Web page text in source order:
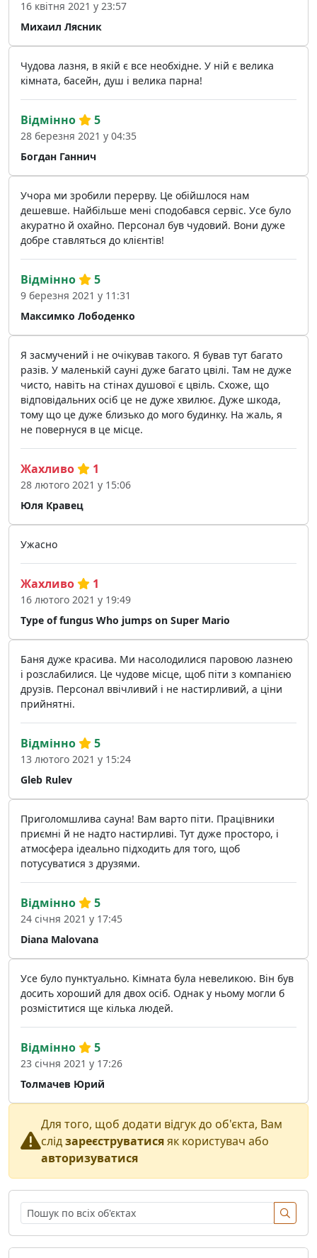
Михаил Лясник
16 квітня 2021 у 23:57
Чудова лазня, в якій є все необхідне. У ній є велика
кімната, басейн, душ і велика парна!
Богдан Ганнич
Відмінно 5
28 березня 2021 у 04:35
Учора ми зробили перерву. Це обійшлося нам
дешевше. Найбільше мені сподобався сервіс. Усе було
акуратно й охайно. Персонал був чудовий. Вони дуже
добре ставляться до клієнтів!
Максимко Лободенко
Відмінно 5
9 березня 2021 у 11:31
Я засмучений і не очікував такого. Я бував тут багато
разів. У маленькій сауні дуже багато цвілі. Там не дуже
чисто, навіть на стінах душової є цвіль. Схоже, що
відповідальних осіб це не дуже хвилює. Дуже шкода,
тому що це дуже близько до мого будинку. На жаль, я
не повернуся в це місце.
Юля Кравец
Жахливо 1
28 лютого 2021 у 15:06
Ужасно
Type of fungus Who jumps on Super Mario
Жахливо 1
16 лютого 2021 у 19:49
Баня дуже красива. Ми насолодилися паровою лазнею
і розслабилися. Це чудове місце, щоб піти з компанією
друзів. Персонал ввічливий і не настирливий, а ціни
прийнятні.
Gleb Rulev
Відмінно 5
13 лютого 2021 у 15:24
Приголомшлива сауна! Вам варто піти. Працівники
приємні й не надто настирливі. Тут дуже просторо, і
атмосфера ідеально підходить для того, щоб
потусуватися з друзями.
Diana Malovana
Відмінно 5
24 січня 2021 у 17:45
Усе було пунктуально. Кімната була невеликою. Він був
досить хороший для двох осіб. Однак у ньому могли б
розміститися ще кілька людей.
Толмачев Юрий
Відмінно 5
23 січня 2021 у 17:26
Для того, щоб додати відгук до об'єкта, Вам
слідзареєструватисяяк користувач або
авторизуватися